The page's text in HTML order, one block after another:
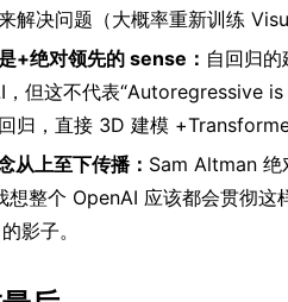
解决问题（大概率重新训练
+绝对领先的 sense： 自回归
，但这不代表“Autoregressive
归，直接 3D 建模
从上至下传播： Sam Altman 绝
想整个 OpenAI 应该都会贯彻
影子。